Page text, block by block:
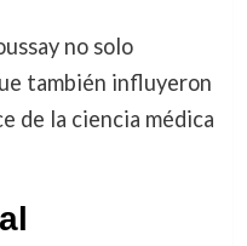
no solo
también influyeron
de la ciencia médica